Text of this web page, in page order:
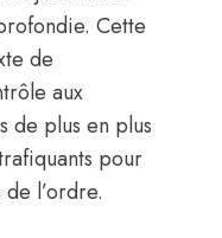
Cette
de
aux
de plus en plus
pour
l’ordre.